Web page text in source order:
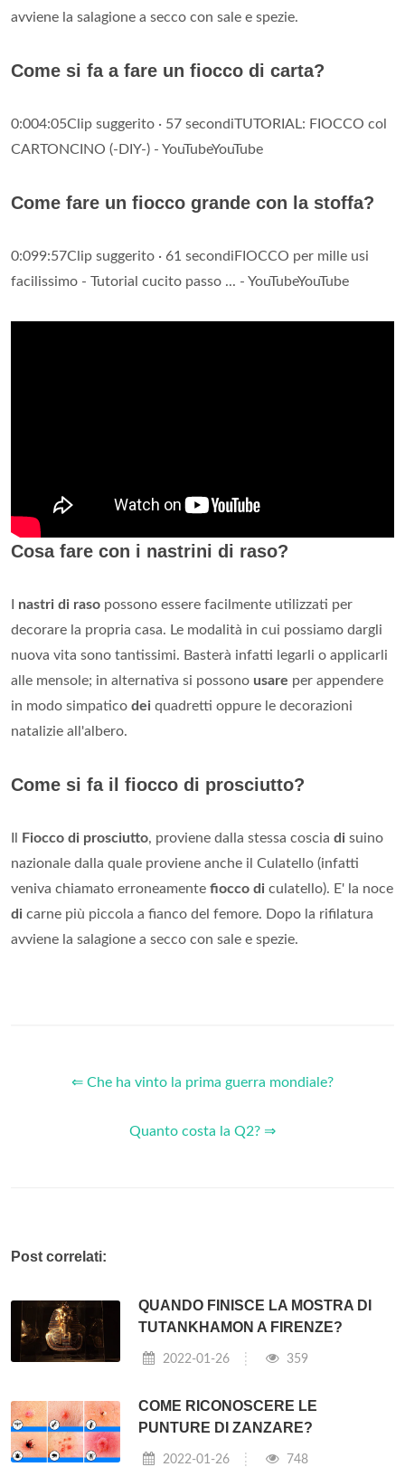
avviene la salagione a secco con sale e spezie.
Come si fa a fare un fiocco di carta?
0:004:05Clip suggerito · 57 secondiTUTORIAL: FIOCCO col
CARTONCINO (-DIY-) - YouTubeYouTube
Come fare un fiocco grande con la stoffa?
0:099:57Clip suggerito · 61 secondiFIOCCO per mille usi
facilissimo - Tutorial cucito passo ... - YouTubeYouTube
Cosa fare con i nastrini di raso?
nastri di raso possono essere facilmente utilizzati per
decorare la propria casa. Le modalità in cui possiamo dargli
nuova vita sono tantissimi. Basterà infatti legarli o applicarli
alle mensole; in alternativa si possono usare per appendere
in modo simpatico dei quadretti oppure le decorazioni
natalizie all'albero.
Come si fa il fiocco di prosciutto?
Fiocco di prosciutto, proviene dalla stessa coscia di suino
nazionale dalla quale proviene anche il Culatello (infatti
veniva chiamato erroneamente fiocco di culatello). E' la noce
di carne più piccola a fianco del femore. Dopo la rifilatura
avviene la salagione a secco con sale e spezie.
⇐ Che ha vinto la prima guerra mondiale?
Quanto costa la Q2? ⇒
Post correlati:
QUANDO FINISCE LA MOSTRA DI
TUTANKHAMON A FIRENZE?
2022-01-26 359
COME RICONOSCERE LE
PUNTURE DI ZANZARE?
2022-01-26 748